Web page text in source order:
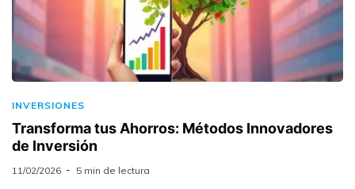
INVERSIONES
Transforma tus Ahorros: Métodos Innovadores
de Inversión
11/02/2026 5 min de lectura